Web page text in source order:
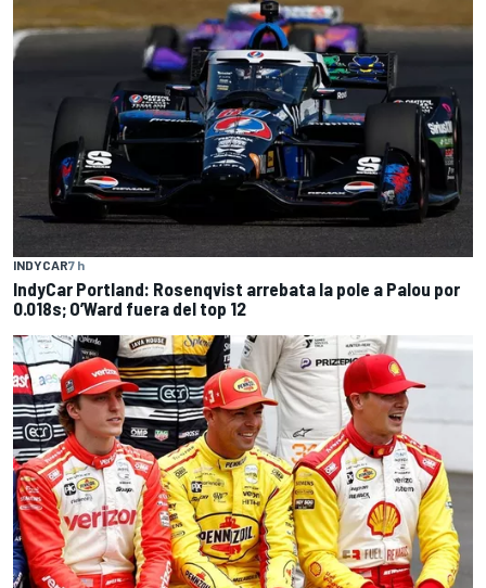
INDYCAR7 h
IndyCar Portland: Rosenqvist arrebata la pole a Palou por
0.018s; O’Ward fuera del top 12